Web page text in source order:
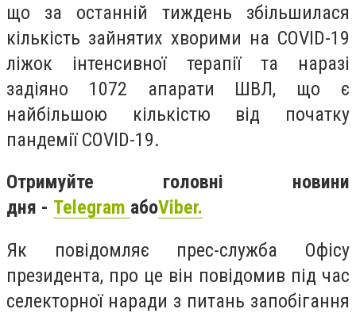
що за останній тиждень збільшилася
кількість зайнятих хворими на COVID-19
ліжок інтенсивної терапії та наразі
задіяно 1072 апарати ШВЛ, що є
найбільшою кількістю від початку
пандемії COVID-19.
Отримуйте головні новини
дня - Telegram абоViber.
Як повідомляє прес-служба Офісу
президента, про це він повідомив під час
селекторної наради з питань запобігання